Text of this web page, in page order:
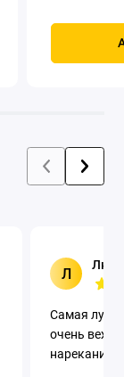
Л
Самая
очень
нареканий.